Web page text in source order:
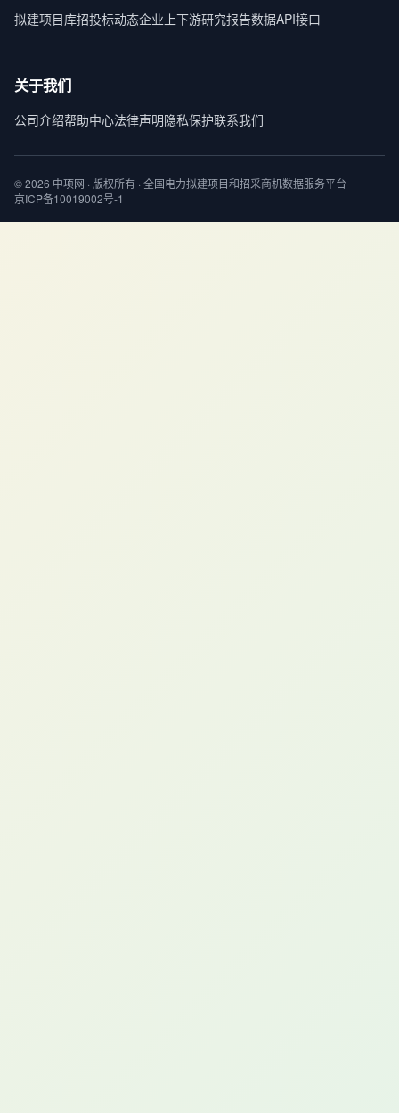
拟建项目库招投标动态企业上下游研究报告数据API接口
关于我们
公司介绍帮助中心法律声明隐私保护联系我们
© 2026 中项网 · 版权所有 · 全国电力拟建项目和招采商机数据服务平台
京ICP备10019002号-1